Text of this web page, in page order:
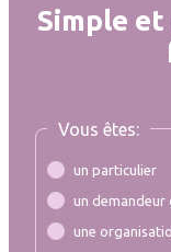
Simple
Vous êtes:
un particulier
un demandeur
une